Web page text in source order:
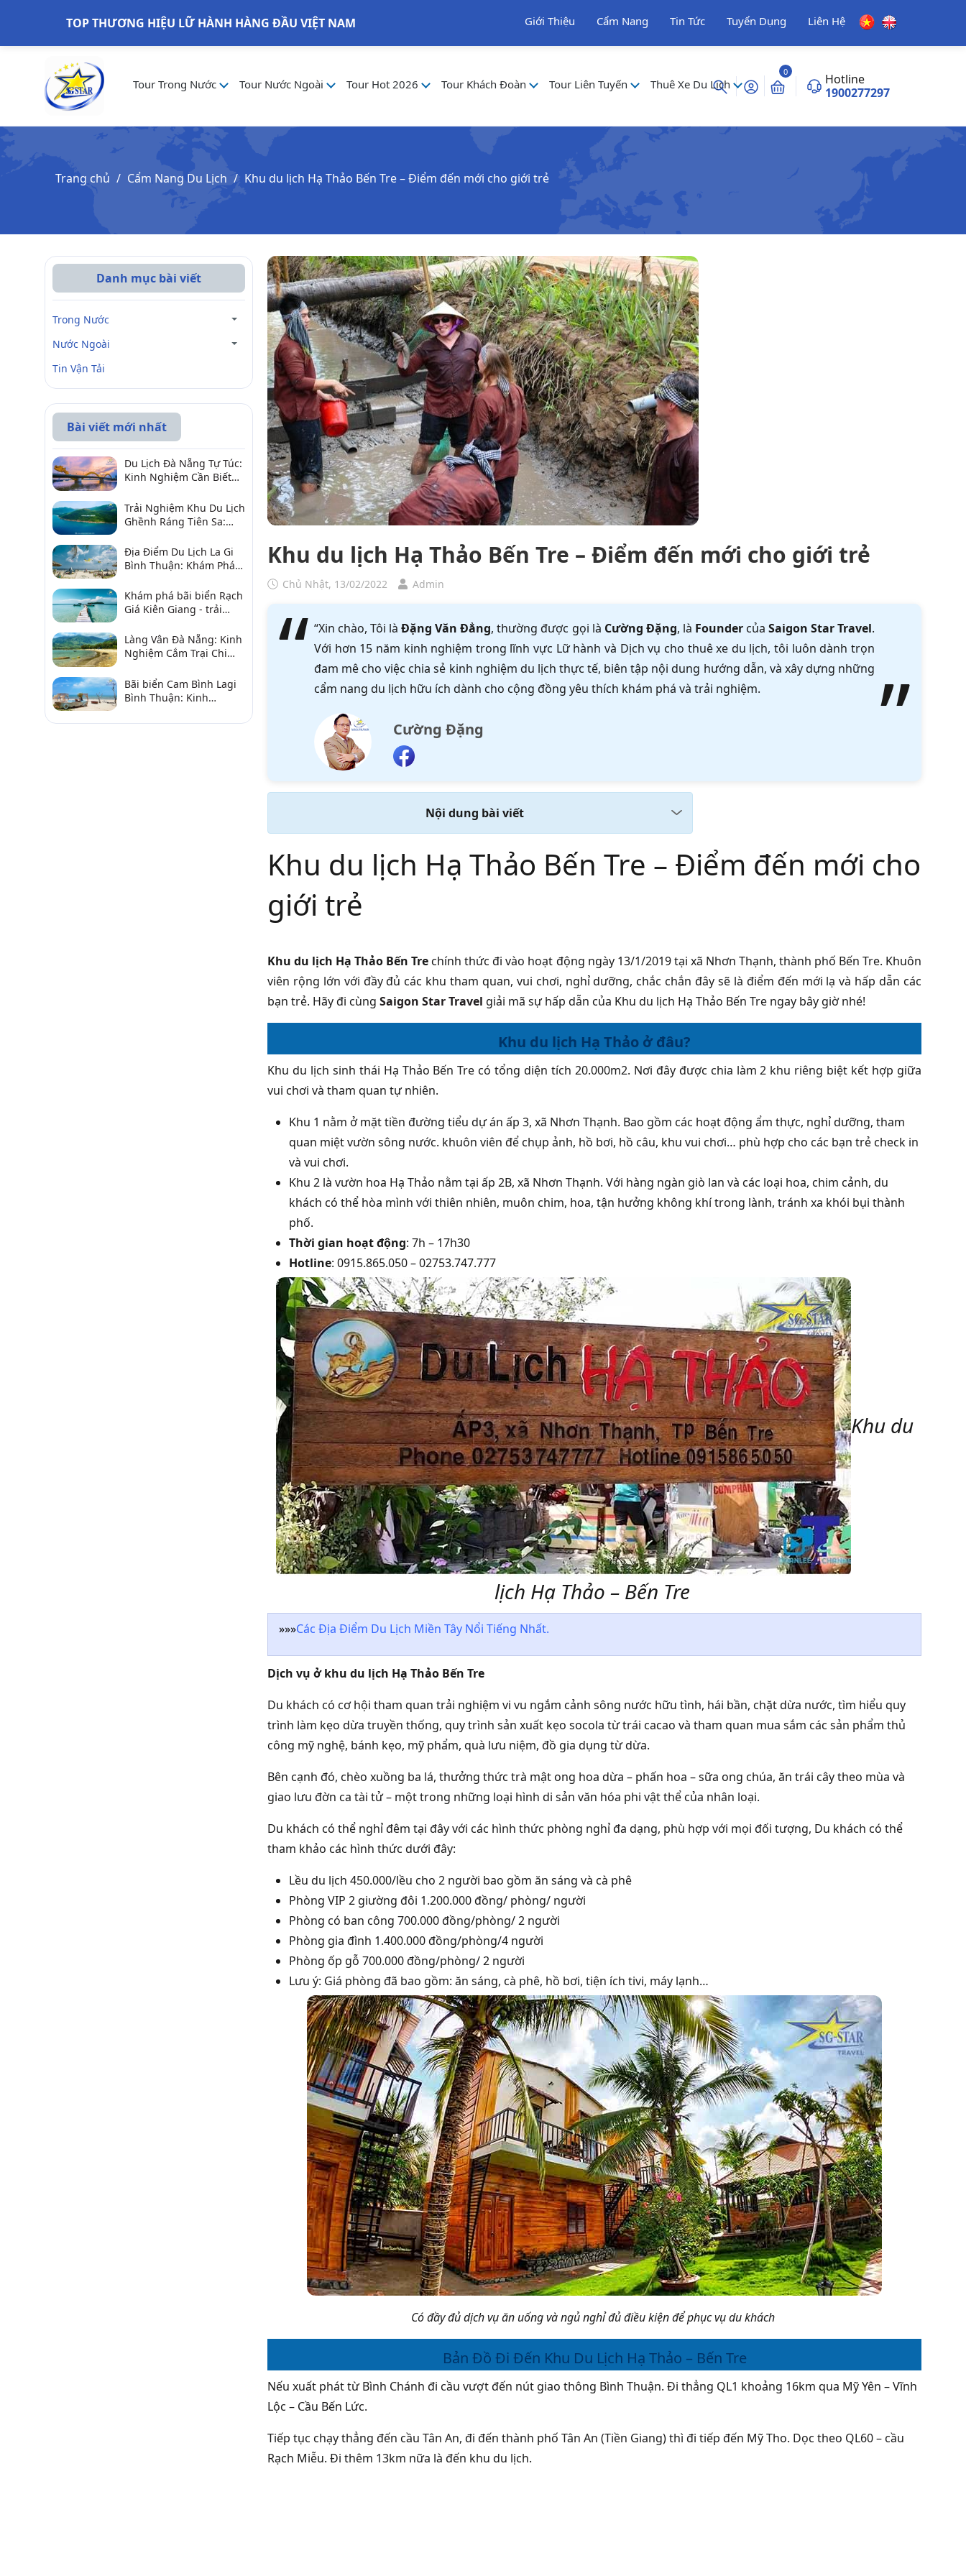
TOP THƯƠNG HIỆU LỮ HÀNH HÀNG ĐẦU VIỆT NAM Giới Thiệu Cẩm Nang Tin Tức Tuyển Dụng Liên Hệ
Tour Trong Nước Tour Nước Ngoài Tour Hot 2026 Tour Khách Đoàn Tour Liên Tuyến Thuê Xe Du Lịch
0
Hotline
1900277297
Trang chủ Cẩm Nang Du Lịch Khu du lịch Hạ Thảo Bến Tre – Điểm đến mới cho giới trẻ
Khu du lịch Hạ Thảo Bến Tre – Điểm đến mới cho giới trẻ
Chủ Nhật, 13/02/2022 Admin
“Xin chào, Tôi làĐặng Văn Đẳng, thường được gọi là Cường Đặng, là Foundercủa Saigon Star Travel.
Với hơn 15 năm kinh nghiệm trong lĩnh vực Lữ hành và Dịch vụ cho thuê xe du lịch, tôi luôn dành trọn
đam mê cho việc chia sẻ kinh nghiệm du lịch thực tế, biên tập nội dung hướng dẫn, và xây dựng những
cẩm nang du lịch hữu ích dành cho cộng đồng yêu thích khám phá và trải nghiệm.
Cường Đặng
Nội dung bài viết
Khu du lịch Hạ Thảo Bến Tre – Điểm đến mới cho
giới trẻ
Khu du lịch Hạ Thảo Bến Trechính thức đi vào hoạt động ngày 13/1/2019 tại xã Nhơn Thạnh, thành phố Bến Tre. Khuôn
viên rộng lớn với đầy đủ các khu tham quan, vui chơi, nghỉ dưỡng, chắc chắn đây sẽ là điểm đến mới lạ và hấp dẫn các
bạn trẻ. Hãy đi cùng Saigon Star Travel giải mã sự hấp dẫn của Khu du lịch Hạ Thảo Bến Tre ngay bây giờ nhé!
Khu du lịch Hạ Thảo ở đâu?
Khu du lịch sinh thái Hạ Thảo Bến Tre có tổng diện tích 20.000m2. Nơi đây được chia làm 2 khu riêng biệt kết hợp giữa
vui chơi và tham quan tự nhiên.
Khu 1 nằm ở mặt tiền đường tiểu dự án ấp 3, xã Nhơn Thạnh. Bao gồm các hoạt động ẩm thực, nghỉ dưỡng, tham
quan miệt vườn sông nước. khuôn viên để chụp ảnh, hồ bơi, hồ câu, khu vui chơi… phù hợp cho các bạn trẻ check in
và vui chơi.
Khu 2 là vườn hoa Hạ Thảo nằm tại ấp 2B, xã Nhơn Thạnh. Với hàng ngàn giò lan và các loại hoa, chim cảnh, du
khách có thể hòa mình với thiên nhiên, muôn chim, hoa, tận hưởng không khí trong lành, tránh xa khói bụi thành
phố.
Thời gian hoạt động: 7h – 17h30
Hotline: 0915.865.050 – 02753.747.777
Khu du
lịch Hạ Thảo – Bến Tre
»»»Các Địa Điểm Du Lịch Miền Tây Nổi Tiếng Nhất.
Dịch vụ ở khu du lịch Hạ Thảo Bến Tre
Du khách có cơ hội tham quan trải nghiệm vi vu ngắm cảnh sông nước hữu tình, hái bần, chặt dừa nước, tìm hiểu quy
trình làm kẹo dừa truyền thống, quy trình sản xuất kẹo socola từ trái cacao và tham quan mua sắm các sản phẩm thủ
công mỹ nghệ, bánh kẹo, mỹ phẩm, quà lưu niệm, đồ gia dụng từ dừa.
Bên cạnh đó, chèo xuồng ba lá, thưởng thức trà mật ong hoa dừa – phấn hoa – sữa ong chúa, ăn trái cây theo mùa và
giao lưu đờn ca tài tử – một trong những loại hình di sản văn hóa phi vật thể của nhân loại.
Du khách có thể nghỉ đêm tại đây với các hình thức phòng nghỉ đa dạng, phù hợp với mọi đối tượng, Du khách có thể
tham khảo các hình thức dưới đây:
Lều du lịch 450.000/lều cho 2 người bao gồm ăn sáng và cà phê
Phòng VIP 2 giường đôi 1.200.000 đồng/ phòng/ người
Phòng có ban công 700.000 đồng/phòng/ 2 người
Phòng gia đình 1.400.000 đồng/phòng/4 người
Phòng ốp gỗ 700.000 đồng/phòng/ 2 người
Lưu ý: Giá phòng đã bao gồm: ăn sáng, cà phê, hồ bơi, tiện ích tivi, máy lạnh…
Có đầy đủ dịch vụ ăn uống và ngủ nghỉ đủ điều kiện để phục vụ du khách
Bản Đồ Đi Đến Khu Du Lịch Hạ Thảo – Bến Tre
Nếu xuất phát từ Bình Chánh đi cầu vượt đến nút giao thông Bình Thuận. Đi thẳng QL1 khoảng 16km qua Mỹ Yên – Vĩnh
Lộc – Cầu Bến Lức.
Tiếp tục chạy thẳng đến cầu Tân An, đi đến thành phố Tân An (Tiền Giang) thì đi tiếp đến Mỹ Tho. Dọc theo QL60 – cầu
Rạch Miễu. Đi thêm 13km nữa là đến khu du lịch.
Danh mục bài viết
Trong Nước
Nước Ngoài
Tin Vận Tải
Bài viết mới nhất
Du Lịch Đà Nẵng Tự Túc:
Kinh Nghiệm Cần Biết
Vời
Trải Nghiệm Khu Du Lịch
Ghềnh Ráng Tiên Sa:
Qua
Địa Điểm Du Lịch La Gi
Bình Thuận: Khám Phá 6
2026
Khám phá bãi biển Rạch
Giá Kiên Giang - trải
Làng Vân Đà Nẵng: Kinh
Nghiệm Cắm Trại Chi
Bãi biển Cam Bình Lagi
Bình Thuận: Kinh
sản, điểm gần